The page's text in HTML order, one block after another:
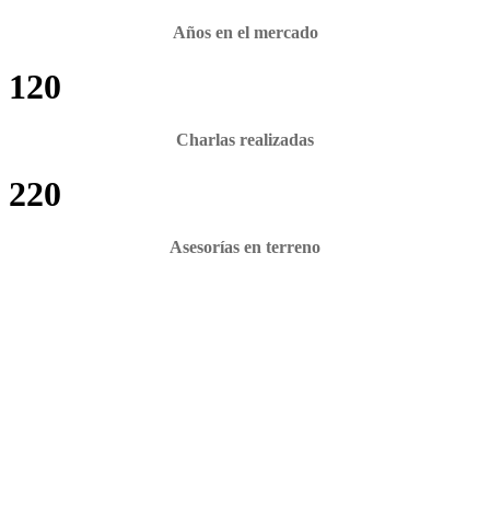
Años en el mercado
120
Charlas realizadas
220
Asesorías en terreno